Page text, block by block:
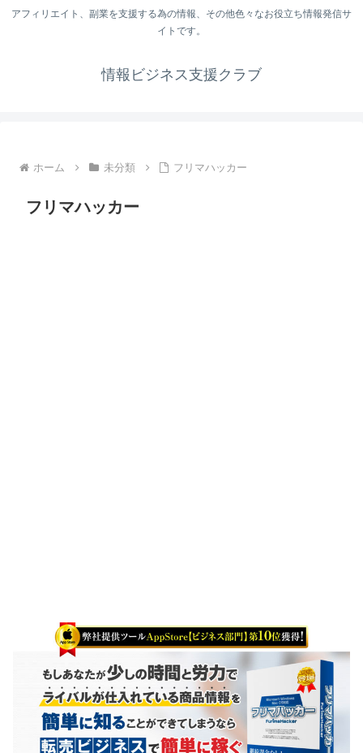
アフィリエイト、副業を支援する為の情報、その他色々なお役立ち情報発信サ
イトです。
情報ビジネス支援クラブ
ホーム 未分類 フリマハッカー
フリマハッカー